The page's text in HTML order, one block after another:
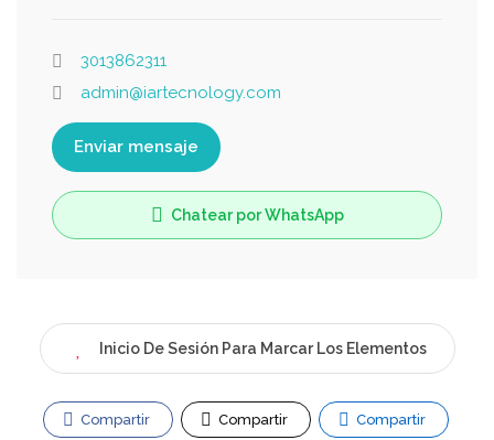
3013862311
admin@iartecnology.com
Enviar mensaje
Chatear por WhatsApp
Inicio De Sesión Para Marcar Los Elementos
Compartir Compartir Compartir